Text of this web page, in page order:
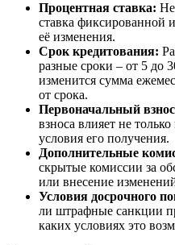
Процентная ставка:
ставка фиксированной
её изменения.
Срок кредитования:
разные сроки – от 5 до
изменится сумма
от срока.
Первоначальный
взноса влияет не
условия его получения.
Дополнительные
скрытые комиссии за
или внесение
Условия досрочного
ли штрафные санкции
каких условиях это